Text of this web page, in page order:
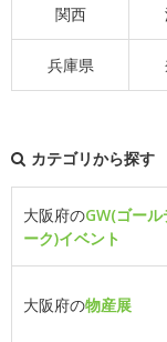
関西
兵庫県
カテゴリから探す
大阪府のGW(ゴール
ーク)イベント
大阪府の物産展